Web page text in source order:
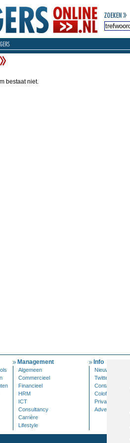
bestaat niet.
Management
Algemeen
Commercieel
Financieel
HRM
ICT
Consultancy
Carrière
Lifestyle
Info
Nieuwsbrief
Twitter
Contact
Colofon
Privacy
Adverteren